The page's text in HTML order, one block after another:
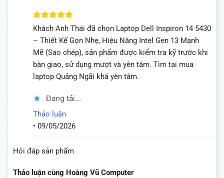
Được xếp
sao
Khách Anh Thái đã chọn Laptop Dell Inspiron 14 5430
– Thiết Kế Gọn Nhẹ, Hiệu Năng Intel Gen 13 Mạnh
Mẽ (Sao chép), sản phẩm được kiểm tra kỹ trước khi
bàn giao, sử dụng mượt và yên tâm. Tìm tại mua
laptop Quảng Ngãi khá yên tâm.
Đang tải...
Thảo luận
• 09/05/2026
Hỏi đáp sản phẩm
Thảo luận cùng Hoàng Vũ Computer